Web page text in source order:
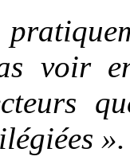
voir
».